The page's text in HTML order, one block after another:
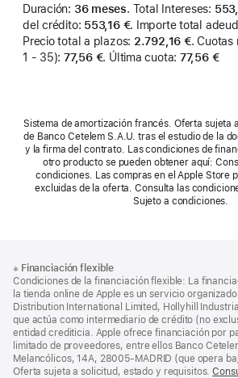
Duración: 36 meses. Total Intereses:
del crédito: 553,16 €. Importe total
Precio total a plazos: 2.792,16 €.Cuotas
1 - 35): 77,56 €. Última cuota: 77,56 €
Sistema de amortización francés. Oferta sujeta
de Banco Cetelem S.A.U. tras el estudio de la
y la firma del contrato. Las condiciones de
otro producto se pueden obtener aquí:
condiciones. Las compras en el Apple Store
excluidas de la oferta. Consulta las
Sujeto a condiciones.
a
pie
de
página
al
pie
※ Financiación flexible
Condiciones de la financiación flexible: La
la tienda online de Apple es un servicio
Distribution International Limited, Hollyhill
que actúa como intermediario de crédito (no
entidad crediticia. Apple ofrece financiación por
limitado de proveedores, entre ellos Banco
Melancólicos, 14A, 28005-MADRID (que opera
Oferta sujeta a solicitud, estado y requisitos.